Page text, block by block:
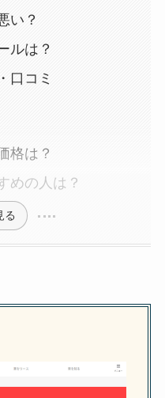
い？
ルは？
口コミ
格は？
めの人は？
る